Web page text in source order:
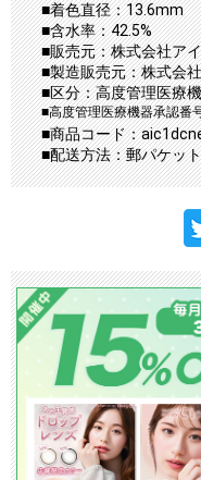
■着色直径：13.6mm
■含水率：42.5%
■販売元：株式会社ア
■製造販売元：株式会
■区分：高度管理医療
■高度管理医療機器承認番
■商品コード：
■配送方法：郵パケッ